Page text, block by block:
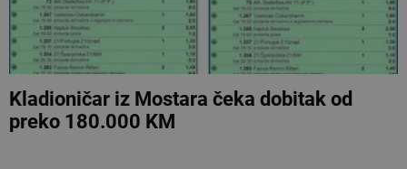
Kladioničar iz Mostara čeka dobitak od
preko 180.000 KM